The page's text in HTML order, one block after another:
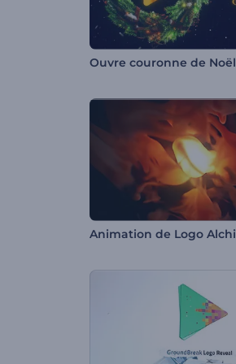
Ouvre couronne de Noël